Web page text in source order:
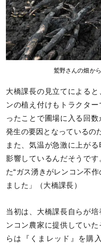
鷲野さんの畑か
大橋課長の見立てによる
ンの植え付けもトラクタ
ったことで圃場に入る回
発生の要因となっているの
また、気温が急激に上が
影響しているんだそうで
た“ガス湧きがレンコン不
ました」（大橋課長）
当初は、大橋課長自らが
ンコン農家に提供してい
らは『くまレッド』を購